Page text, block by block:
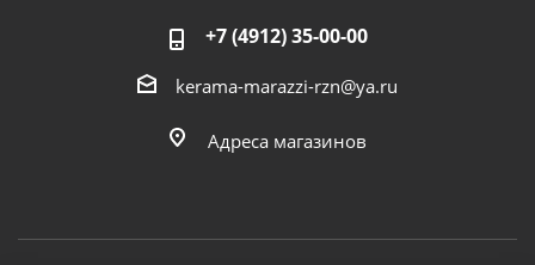
+7 (4912) 35-00-00
kerama-marazzi-rzn@ya.ru
Адреса магазинов